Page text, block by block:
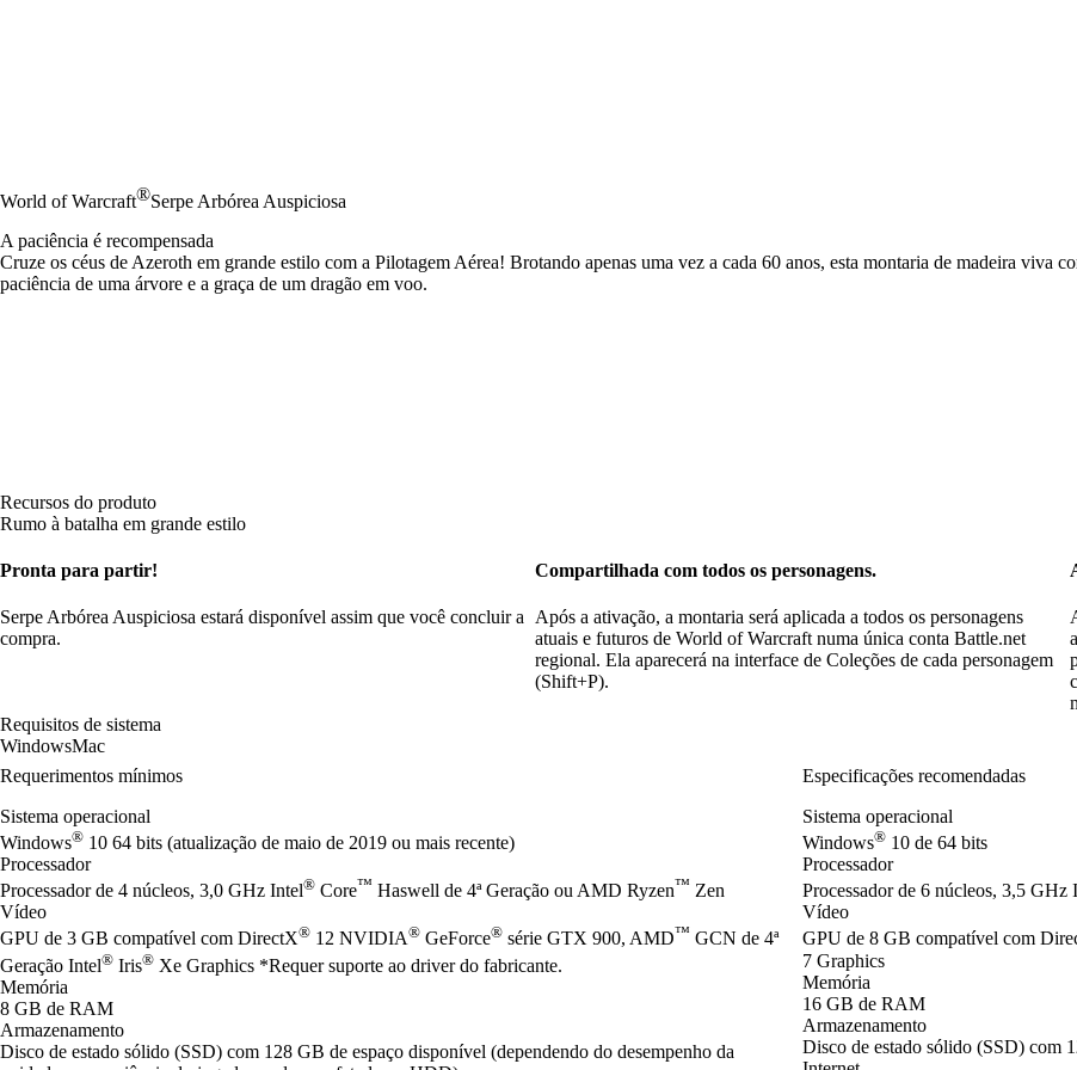
World of Warcraft®Serpe Arbórea Auspiciosa
A paciência é recompensada
Cruze os céus de Azeroth em grande estilo com a Pilotagem Aérea! Brotando apenas uma vez a cada 60 anos, esta montaria de madeira viva
paciência de uma árvore e a graça de um dragão em voo.
Recursos do produto
Rumo à batalha em grande estilo
Pronta para partir!
Serpe Arbórea Auspiciosa estará disponível assim que você concluir a
compra.
Compartilhada com todos os personagens.
Após a ativação, a montaria será aplicada a todos os personagens
atuais e futuros de World of Warcraft numa única conta Battle.net
regional. Ela aparecerá na interface de Coleções de cada personagem
(Shift+P).
Requisitos de sistema
WindowsMac
Requerimentos mínimos
Sistema operacional
Windows® 10 64 bits (atualização de maio de 2019 ou mais recente)
Processador
Processador de 4 núcleos, 3,0 GHz Intel® Core™ Haswell de 4ª Geração ou AMD Ryzen™ Zen
Vídeo
GPU de 3 GB compatível com DirectX® 12 NVIDIA® GeForce® série GTX 900, AMD™ GCN de 4ª
Geração Intel® Iris® Xe Graphics *Requer suporte ao driver do fabricante.
Memória
8 GB de RAM
Armazenamento
Disco de estado sólido (SSD) com 128 GB de espaço disponível (dependendo do desempenho da
Especificações recomendadas
Sistema operacional
Windows® 10 de 64 bits
Processador
Processador de 6 núcleos, 3,5 GHz
Vídeo
GPU de 8 GB compatível com
7 Graphics
Memória
16 GB de RAM
Armazenamento
Disco de estado sólido (SSD) com